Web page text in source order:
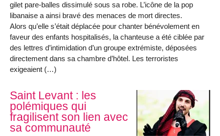
gilet pare-balles dissimulé sous sa robe. L’icône de la pop
libanaise a ainsi bravé des menaces de mort directes.
Alors qu’elle s’était déplacée pour chanter bénévolement en
faveur des enfants hospitalisés, la chanteuse a été ciblée par
des lettres d’intimidation d’un groupe extrémiste, déposées
directement dans sa chambre d’hôtel. Les terroristes
exigeaient (…)
Saint Levant : les
polémiques qui
fragilisent son lien avec
sa communauté